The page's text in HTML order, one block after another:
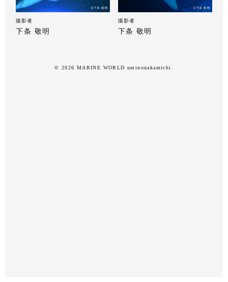
撮影者
下条 敬明
撮影者
下条 敬明
© 2026 MARINE WORLD uminonakamichi.